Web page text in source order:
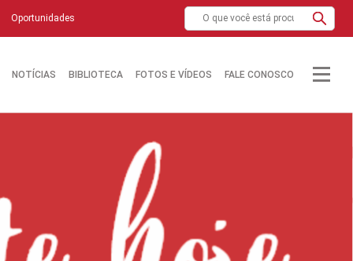
Oportunidades
NOTÍCIAS BIBLIOTECA FOTOS E VÍDEOS FALE CONOSCO